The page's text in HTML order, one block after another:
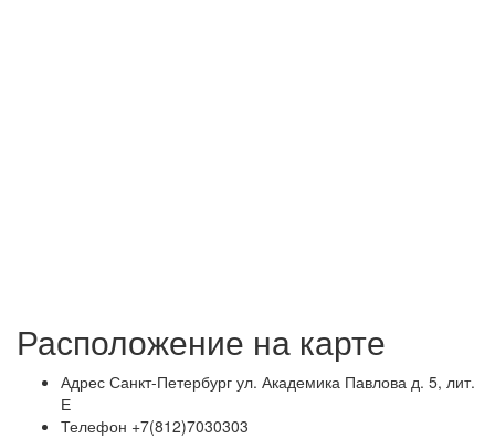
Расположение на карте
Адрес Санкт-Петербург ул. Академика Павлова д. 5, лит.
Е
Телефон +7(812)7030303